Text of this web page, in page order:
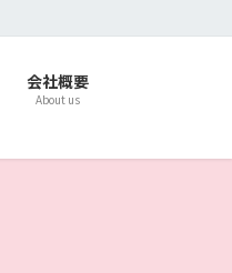
会社概要
About us